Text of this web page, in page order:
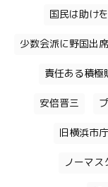
国民は助け
少数会派に野国出
責任ある積極
安倍晋三
旧横浜市
ノーマス